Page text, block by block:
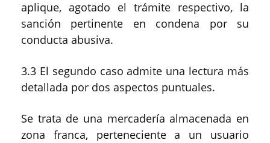
aplique, agotado el trámite respectivo, la
sanción pertinente en condena por su
conducta abusiva.
3.3 El segundo caso admite una lectura más
detallada por dos aspectos puntuales.
Se trata de una mercadería almacenada en
zona franca, perteneciente a un usuario